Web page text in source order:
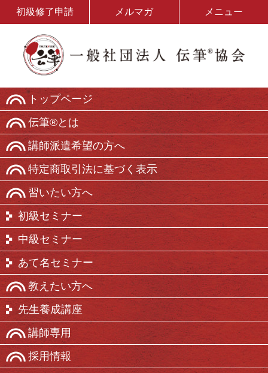
初級修了申請 メルマガ メニュー
トップページ
伝筆®とは
講師派遣希望の方へ
特定商取引法に基づく表示
習いたい方へ
初級セミナー
中級セミナー
あて名セミナー
教えたい方へ
先生養成講座
講師専用
採用情報